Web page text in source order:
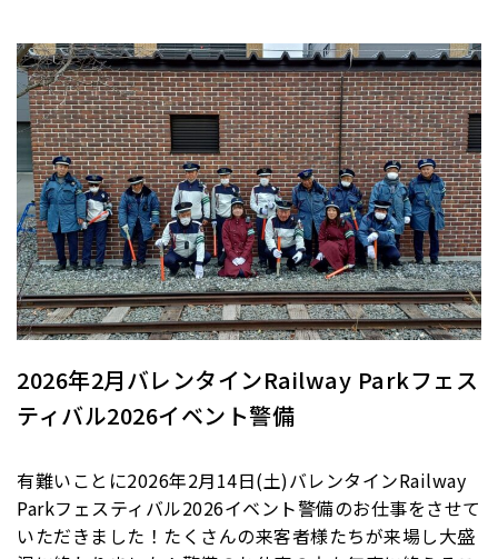
2026年2月バレンタインRailway Parkフェス
ティバル2026イベント警備
有難いことに2026年2月14日(土)バレンタインRailway
Parkフェスティバル2026イベント警備のお仕事をさせて
いただきました！たくさんの来客者様たちが来場し大盛